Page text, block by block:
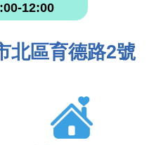
12:00
北區育德路2號